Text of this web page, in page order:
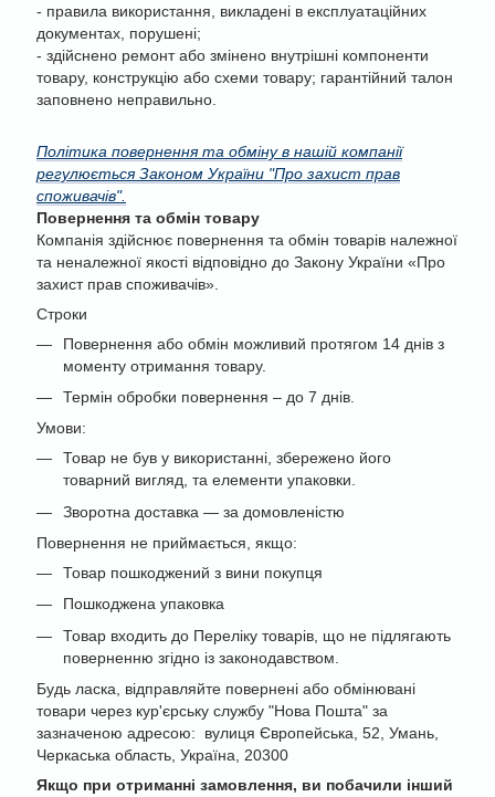
- правила використання, викладені в експлуатаційних
документах, порушені;
- здійснено ремонт або змінено внутрішні компоненти
товару, конструкцію або схеми товару; гарантійний талон
заповнено неправильно.
Політика повернення та обміну в нашій компанії
регулюється Законом України "Про захист прав
споживачів".
Повернення та обмін товару
Компанія здійснює повернення та обмін товарів належної
та неналежної якості відповідно до Закону України «Про
захист прав споживачів».
Строки
Повернення або обмін можливий протягом 14 днів з
моменту отримання товару.
Термін обробки повернення – до 7 днів.
Умови:
Товар не був у використанні, збережено його
товарний вигляд, та елементи упаковки.
Зворотна доставка — за домовленістю
Повернення не приймається, якщо:
Товар пошкоджений з вини покупця
Пошкоджена упаковка
Товар входить до Переліку товарів, що не підлягають
поверненню згідно із законодавством.
Будь ласка, відправляйте повернені або обмінювані
товари через кур'єрську службу "Нова Пошта" за
зазначеною адресою: вулиця Європейська, 52, Умань,
Черкаська область, Україна, 20300
Якщо при отриманні замовлення, ви побачили інший